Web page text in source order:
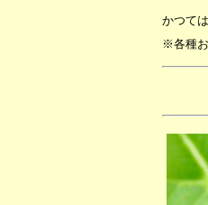
かつて
※各種お